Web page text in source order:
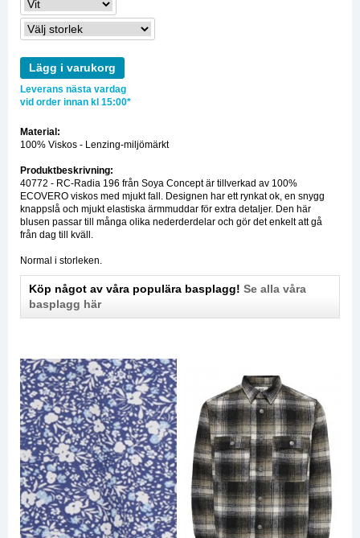
Lägg i varukorg
Leverans nästa vardag
vid order innan kl 15:00*
Material:
100% Viskos - Lenzing-miljömärkt
Produktbeskrivning:
40772 - RC-Radia 196 från Soya Concept är tillverkad av 100%
ECOVERO viskos med mjukt fall. Designen har ett rynkat ok, en snygg
knappslå och mjukt elastiska ärmmuddar för extra detaljer. Den här
blusen passar till många olika nederderdelar och gör det enkelt att gå
från dag till kväll.
Normal i storleken.
Köp något av våra populära basplagg! Se alla våra
basplagg här